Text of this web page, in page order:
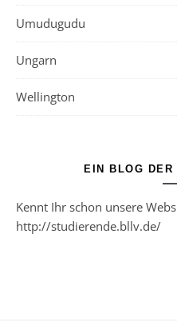
Umudugudu
Ungarn
Wellington
EIN BLOG DER
Kennt Ihr schon unsere
http://studierende.bllv.de/